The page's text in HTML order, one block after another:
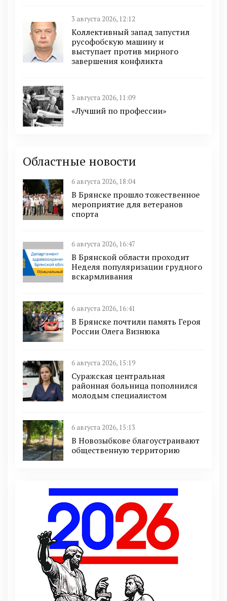
3 августа 2026, 12:12
Коллективный запад запустил
русофобскую машину и
выступает против мирного
завершения конфликта
3 августа 2026, 11:09
«Лучший по профессии»
Областные новости
6 августа 2026, 18:04
В Брянске прошло тожественное
мероприятие для ветеранов
спорта
6 августа 2026, 16:47
В Брянской области проходит
Неделя популяризации грудного
вскармливания
6 августа 2026, 16:41
В Брянске почтили память Героя
России Олега Визнюка
6 августа 2026, 15:19
Суражская центральная
районная больница пополнился
молодым специалистом
6 августа 2026, 15:13
В Новозыбкове благоустраивают
общественную территорию